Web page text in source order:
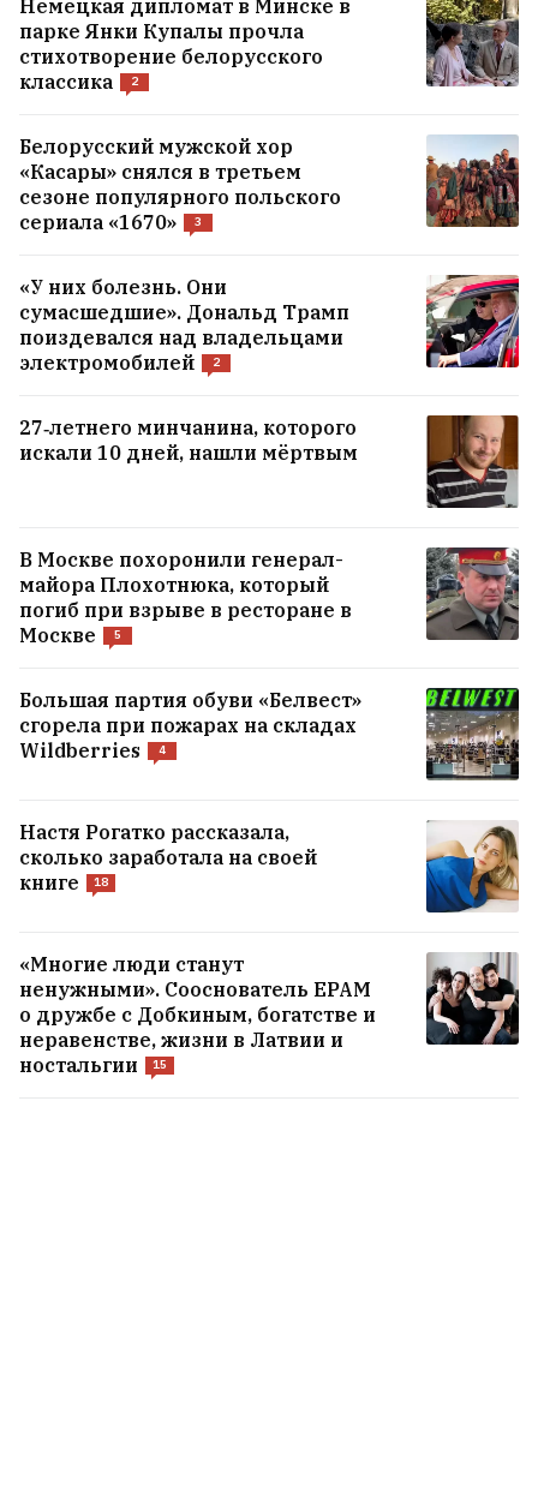
Немецкая дипломат в Минске в
парке Янки Купалы прочла
стихотворение белорусского
классика
2
Белорусский мужской хор
«Касары» снялся в третьем
сезоне популярного польского
сериала «1670»
3
«У них болезнь. Они
сумасшедшие». Дональд Трамп
поиздевался над владельцами
электромобилей
2
27‑летнего минчанина, которого
искали 10 дней, нашли мёртвым
В Москве похоронили генерал-
майора Плохотнюка, который
погиб при взрыве в ресторане в
Москве
5
Большая партия обуви «Белвест»
сгорела при пожарах на складах
Wildberries
4
Настя Рогатко рассказала,
сколько заработала на своей
книге
18
«Многие люди станут
ненужными». Сооснователь EPAM
о дружбе с Добкиным, богатстве и
неравенстве, жизни в Латвии и
ностальгии
15